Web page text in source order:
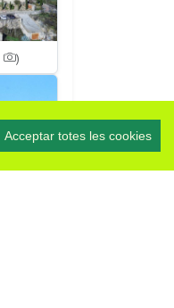
Acceptar totes les cookies
)